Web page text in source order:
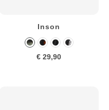
Inson
€ 29,90